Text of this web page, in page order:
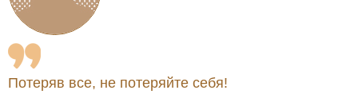
Потеряв все, не потеряйте себя!